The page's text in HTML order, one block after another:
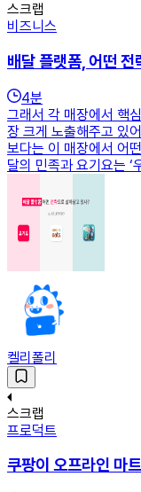
스크랩
비즈니스
배달 플랫폼, 어떤
4분
그래서 각 매장에서 핵
장 크게 노출해주고 있
보다는 이 매장에서 어
달의 민족과 요기요는 ‘
켈리폴리
스크랩
프로덕트
쿠팡이 오프라인 마